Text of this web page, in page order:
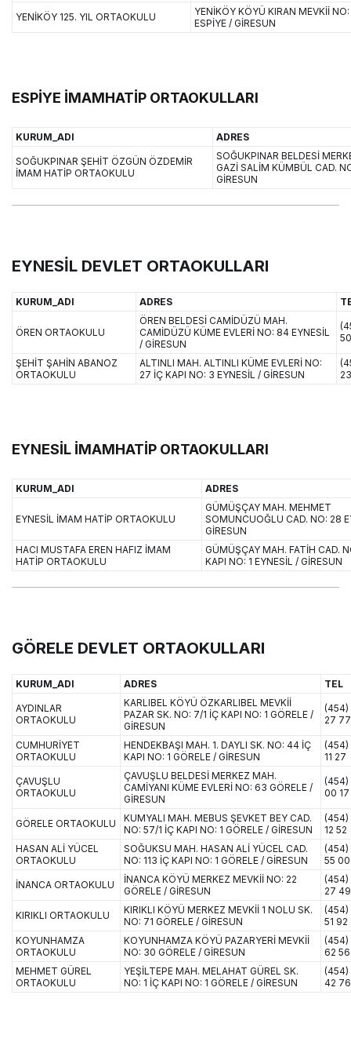
YENİKÖY 125. YIL ORTAOKULU
YENİKÖY KÖYÜ KIRAN MEVKİİ
ESPİYE / GİRESUN
ESPİYE İMAMHATİP ORTAOKULLARI
KURUM_ADI ADRES
SOĞUKPINAR ŞEHİT ÖZGÜN ÖZDEMİR
İMAM HATİP ORTAOKULU
SOĞUKPINAR BELDESİ
GAZİ SALİM KÜMBÜL CAD.
GİRESUN
EYNESİL DEVLET ORTAOKULLARI
KURUM_ADI ADRES
ÖREN ORTAOKULU
ÖREN BELDESİ CAMİDÜZÜ MAH.
CAMİDÜZÜ KÜME EVLERİ NO: 84 EYNESİL
/ GİRESUN
ŞEHİT ŞAHİN ABANOZ
ORTAOKULU
ALTINLI MAH. ALTINLI KÜME EVLERİ NO:
27 İÇ KAPI NO: 3 EYNESİL / GİRESUN
EYNESİL İMAMHATİP ORTAOKULLARI
KURUM_ADI ADRES
EYNESİL İMAM HATİP ORTAOKULU
GÜMÜŞÇAY MAH. MEHMET
SOMUNCUOĞLU CAD. NO: 28
GİRESUN
HACI MUSTAFA EREN HAFIZ İMAM
HATİP ORTAOKULU
GÜMÜŞÇAY MAH. FATİH CAD.
KAPI NO: 1 EYNESİL / GİRESUN
GÖRELE DEVLET ORTAOKULLARI
KURUM_ADI ADRES TEL
AYDINLAR
ORTAOKULU
KARLIBEL KÖYÜ ÖZKARLIBEL MEVKİİ
PAZAR SK. NO: 7/1 İÇ KAPI NO: 1 GÖRELE /
GİRESUN
(454)
27 77
CUMHURİYET
ORTAOKULU
HENDEKBAŞI MAH. 1. DAYLI SK. NO: 44 İÇ
KAPI NO: 1 GÖRELE / GİRESUN
(454)
11 27
ÇAVUŞLU
ORTAOKULU
ÇAVUŞLU BELDESİ MERKEZ MAH.
CAMİYANI KÜME EVLERİ NO: 63 GÖRELE /
GİRESUN
(454)
00 17
GÖRELE ORTAOKULU
KUMYALI MAH. MEBUS ŞEVKET BEY CAD.
NO: 57/1 İÇ KAPI NO: 1 GÖRELE / GİRESUN
(454)
12 52
HASAN ALİ YÜCEL
ORTAOKULU
SOĞUKSU MAH. HASAN ALİ YÜCEL CAD.
NO: 113 İÇ KAPI NO: 1 GÖRELE / GİRESUN
(454)
55 00
İNANCA ORTAOKULU
İNANCA KÖYÜ MERKEZ MEVKİİ NO: 22
GÖRELE / GİRESUN
(454)
27 49
KIRIKLI ORTAOKULU
KIRIKLI KÖYÜ MERKEZ MEVKİİ 1 NOLU SK.
NO: 71 GÖRELE / GİRESUN
(454)
51 92
KOYUNHAMZA
ORTAOKULU
KOYUNHAMZA KÖYÜ PAZARYERİ MEVKİİ
NO: 30 GÖRELE / GİRESUN
(454)
62 56
MEHMET GÜREL
ORTAOKULU
YEŞİLTEPE MAH. MELAHAT GÜREL SK.
NO: 1 İÇ KAPI NO: 1 GÖRELE / GİRESUN
(454)
42 76